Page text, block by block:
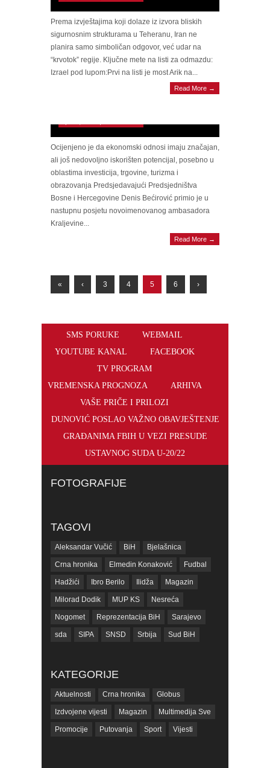
Prema izvještajima koji dolaze iz izvora bliskih
sigurnosnim strukturama u Teheranu, Iran ne
planira samo simboličan odgovor, već udar na
“krvotok” regije. Ključne mete na listi za odmazdu:
Izrael pod lupom:Prvi na listi je most Arik na...
Read More →
Bećirović s novim ambasadorom Saudijske
Arabije: Pozvao investitore i fondove da
Ocijenjeno je da ekonomski odnosi imaju značajan,
ali još nedovoljno iskorišten potencijal, posebno u
oblastima investicija, trgovine, turizma i
obrazovanja Predsjedavajući Predsjedništva
Bosne i Hercegovine Denis Bećirović primio je u
nastupnu posjetu novoimenovanog ambasadora
Kraljevine...
Read More →
« ‹ 3 4 5 6 ›
SMS PORUKE
WEBMAIL
YOUTUBE KANAL
FACEBOOK
TV PROGRAM
VREMENSKA PROGNOZA
ARHIVA
VAŠE PRIČE I PRILOZI
DUNOVIĆ POSLAO VAŽNO OBAVJEŠTENJE
GRAĐANIMA FBIH U VEZI PRESUDE
USTAVNOG SUDA U-20/22
FOTOGRAFIJE
TAGOVI
Aleksandar Vučić BiH Bjelašnica
Crna hronika Elmedin Konaković Fudbal
Hadžići Ibro Berilo Ilidža Magazin
Milorad Dodik MUP KS Nesreća
Nogomet Reprezentacija BiH Sarajevo
sda SIPA SNSD Srbija Sud BiH
Tužilaštvo KS ubistvo
KATEGORIJE
Aktuelnosti Crna hronika Globus
Izdvojene vijesti Magazin Multimedija Sve
Promocije Putovanja Sport Vijesti